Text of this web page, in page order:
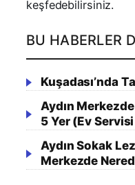
keşfedebilirsiniz.
BU HABERLER
Kuşadası’nda
Aydın
5 Yer (Ev
Aydın Sokak
Merkezde